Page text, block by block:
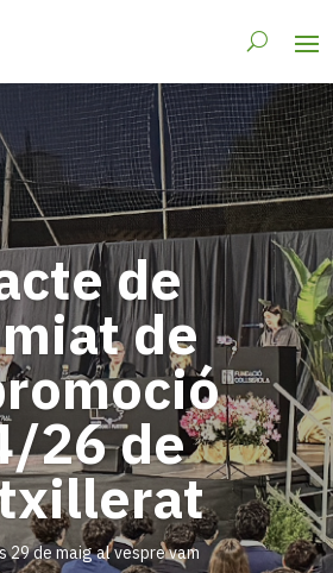
de
de
26 de
29 de maig al vespre vam